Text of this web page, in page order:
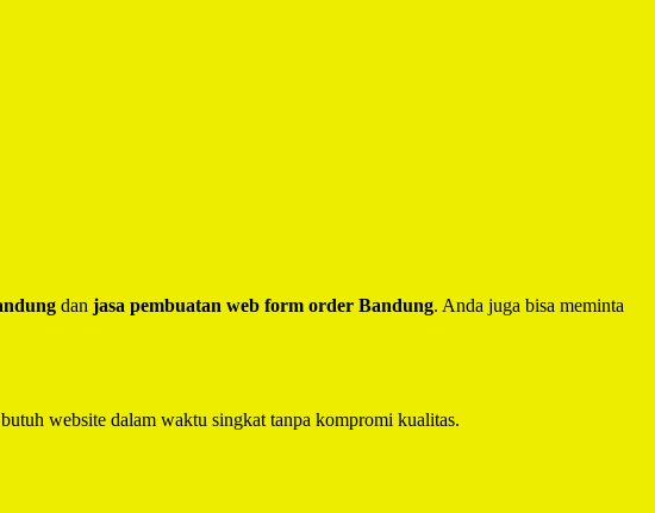
dan jasa pembuatan web form order Bandung. Anda juga bisa meminta
website dalam waktu singkat tanpa kompromi kualitas.